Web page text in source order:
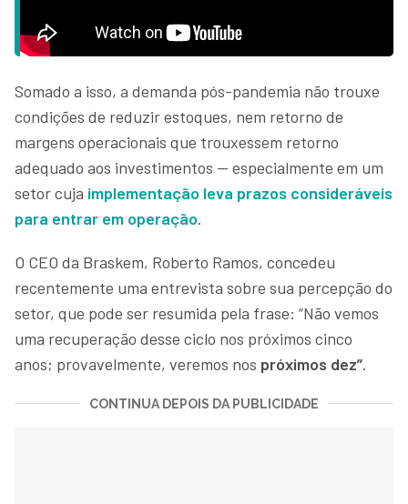
Somado a isso, a demanda pós-pandemia não trouxe
condições de reduzir estoques, nem retorno de
margens operacionais que trouxessem retorno
adequado aos investimentos — especialmente em um
setor cuja implementação leva prazos consideráveis
para entrar em operação.
O CEO da Braskem, Roberto Ramos, concedeu
recentemente uma entrevista sobre sua percepção do
setor, que pode ser resumida pela frase: “Não vemos
uma recuperação desse ciclo nos próximos cinco
anos; provavelmente, veremos nos próximos dez”.
CONTINUA DEPOIS DA PUBLICIDADE